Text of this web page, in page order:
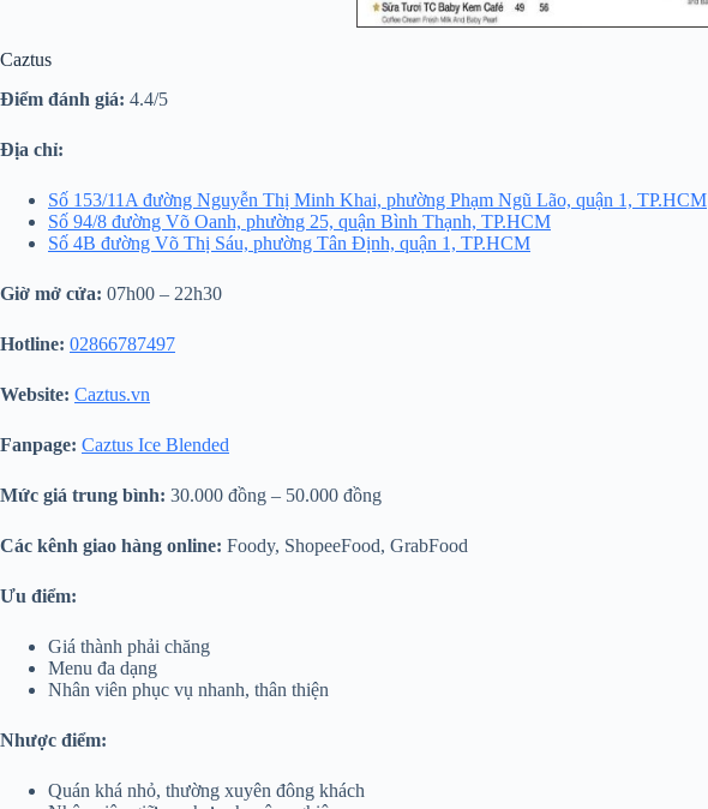
Caztus
Điểm đánh giá: 4.4/5
Địa chỉ:
Số 153/11A đường Nguyễn Thị Minh Khai, phường Phạm Ngũ Lão, quận 1, TP.HCM
Số 94/8 đường Võ Oanh, phường 25, quận Bình Thạnh, TP.HCM
Số 4B đường Võ Thị Sáu, phường Tân Định, quận 1, TP.HCM
Giờ mở cửa: 07h00 – 22h30
Hotline: 02866787497
Website: Caztus.vn
Fanpage: Caztus Ice Blended
Mức giá trung bình: 30.000 đồng – 50.000 đồng
Các kênh giao hàng online: Foody, ShopeeFood, GrabFood
Ưu điểm:
Giá thành phải chăng
Menu đa dạng
Nhân viên phục vụ nhanh, thân thiện
Nhược điểm:
Quán khá nhỏ, thường xuyên đông khách